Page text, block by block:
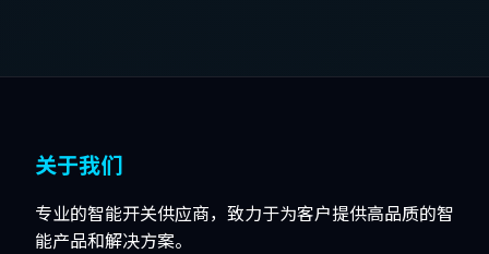
关于我们
专业的智能开关供应商，致力于为客户提供高品质的智
能产品和解决方案。